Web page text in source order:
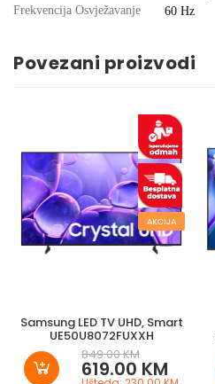
Frekvencija Osvježavanje
60 Hz
Povezani proizvodi
AKCIJA
Samsung LED TV UHD, Smart
UE50U8072FUXXH
849.00 KM
619.00 KM